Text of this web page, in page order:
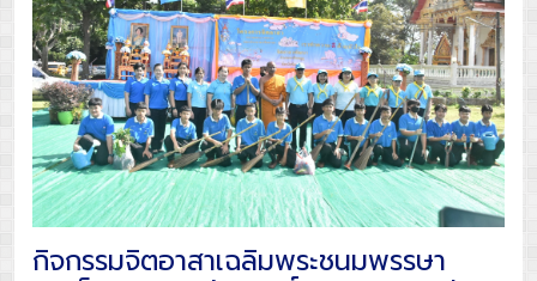
กิจกรรมจิตอาสาเฉลิมพระชนมพรรษา